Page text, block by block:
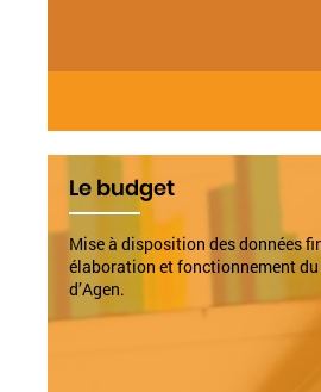
Le budget
Mise à disposition des données
élaboration et fonctionnement
d’Agen.